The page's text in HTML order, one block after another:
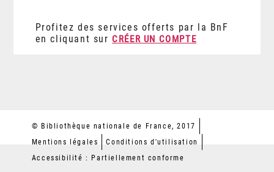
Profitez des services offerts par la BnF
en cliquant sur CRÉER UN COMPTE
© Bibliothèque nationale de France, 2017
Mentions légales
Conditions d'utilisation
Accessibilité : Partiellement conforme